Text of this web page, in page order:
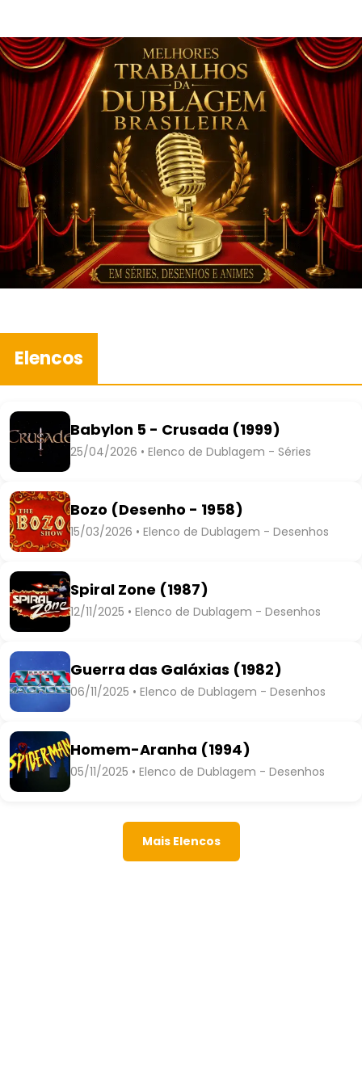
Elencos
Babylon 5 - Crusada (1999)
25/04/2026 • Elenco de Dublagem - Séries
Bozo (Desenho - 1958)
15/03/2026 • Elenco de Dublagem - Desenhos
Spiral Zone (1987)
12/11/2025 • Elenco de Dublagem - Desenhos
Guerra das Galáxias (1982)
06/11/2025 • Elenco de Dublagem - Desenhos
Homem-Aranha (1994)
05/11/2025 • Elenco de Dublagem - Desenhos
Mais Elencos